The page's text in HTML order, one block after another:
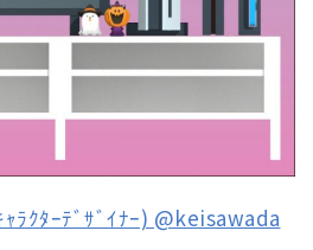
ﾗｸﾀｰﾃﾞｻﾞｲﾅｰ) @keisawada